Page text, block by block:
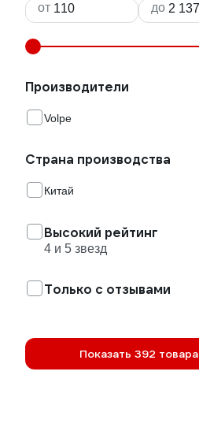
от до
Производители
Volpe
Страна производства
Китай
Высокий рейтинг
4 и 5 звезд
Только с отзывами
Показать 392 товара